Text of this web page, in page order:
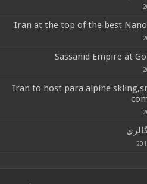
Iran at the top of the best
Sassanid Empire at
Iran to host para alpine